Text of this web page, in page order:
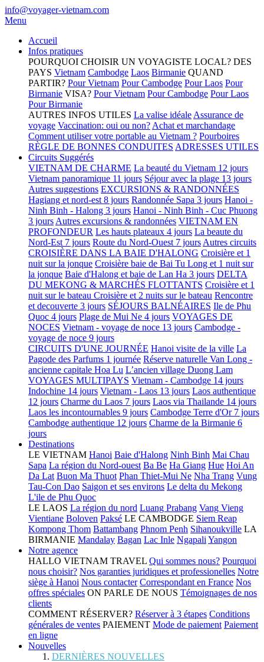
info@voyager-vietnam.com
Menu
Accueil
Infos pratiques
POURQUOI CHOISIR UN VOYAGISTE LOCAL? DES
PAYS Vietnam Cambodge Laos Birmanie QUAND
PARTIR? Pour Vietnam Pour Cambodge Pour Laos Pour
Birmanie VISA? Pour Vietnam Pour Cambodge Pour Laos
Pour Birmanie
AUTRES INFOS UTILES La valise idéale Assurance de
voyage Vaccination: oui ou non? Achat et marchandage
Comment utiliser votre portable au Vietnam ? Pourboires
RÈGLE DE BONNES CONDUITES ADRESSES UTILES
Circuits Suggérés
VIETNAM DE CHARME La beauté du Vietnam 12 jours
Vietnam panoramique 11 jours Séjour avec la plage 13 jours
Autres suggestions EXCURSIONS & RANDONNÉES
Hagiang et nord-est 8 jours Randonnée Sapa 3 jours Hanoi -
Ninh Binh - Halong 3 jours Hanoi - Ninh Binh - Cuc Phuong
3 jours Autres excursions & randonnées VIETNAM EN
PROFONDEUR Les hauts plateaux 4 jours La beaute du
Nord-Est 7 jours Route du Nord-Ouest 7 jours Autres circuits
CROISIÈRE DANS LA BAIE D'HALONG Croisière et 1
nuit sur la jonque Croisière baie de Bai Tu Long et 1 nuit sur
la jonque Baie d'Halong et baie de Lan Ha 3 jours DELTA
DU MEKONG & MARCHÉS FLOTTANTS Croisière et 1
nuit sur le bateau Croisière et 2 nuits sur le bateau Rencontre
et decouverte 3 jours SÉJOURS BALNÉAIRES Ile de Phu
Quoc 4 jours Plage de Mui Ne 4 jours VOYAGES DE
NOCES Vietnam - voyage de noce 13 jours Cambodge -
voyage de noce 9 jours
CIRCUITS D'UNE JOURNÉE Hanoi visite de la ville La
Pagode des Parfums 1 journée Réserve naturelle Van Long -
ancienne capitale Hoa Lu L’ancien village Duong Lam
VOYAGES MULTIPAYS Vietnam - Cambodge 14 jours
Indochine 14 jours Vietnam - Laos 13 jours Laos authentique
12 jours Charme du Laos 7 jours Laos via Thailande 14 jours
Laos les incontournables 9 jours Cambodge Terre d'Or 7 jours
Cambodge authentique 12 jours Charme de la Birmanie 6
jours
Destinations
LE VIETNAM Hanoi Baie d'Halong Ninh Binh Mai Chau
Sapa La région du Nord-ouest Ba Be Ha Giang Hue Hoi An
Da Lat Buon Ma Thuot Phan Thiet-Mui Ne Nha Trang Vung
Tau-Con Dao Saigon et ses environs Le delta du Mekong
L'ile de Phu Quoc
LE LAOS La région du nord Luang Prabang Vang Vieng
Vientiane Boloven Paksé LE CAMBODGE Siem Reap
Kompong Thom Battambang Phnom Penh Sihanoukville LA
BIRMANIE Mandalay Bagan Lac Inle Ngapali Yangon
Notre agence
HALLO VIETNAM TRAVEL Qui sommes nous? Pourquoi
nous choisir? Nos garanties juridiques et professionelles Notre
siège à Hanoi Nous contacter Correspondant en France Nos
offres spéciales ON PARLE DE NOUS Témoignages de nos
clients
COMMENT RÉSERVER? Réserver à 3 étapes Conditions
générales de ventes PAIEMENT Mode de paiement Paiement
en ligne
Nouvelles
DERNIÈRES NOUVELLES